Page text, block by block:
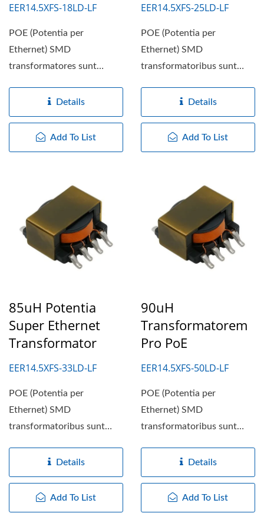
EER14.5XFS-18LD-LF
POE (Potentia per
Ethernet) SMD
transformatores sunt
specialisati ad usum
Potentiae...
Details
Add To List
EER14.5XFS-25LD-LF
POE (Potentia per
Ethernet) SMD
transformatoribus sunt
specialibus ad Potentiam...
Details
Add To List
85uH Potentia
Super Ethernet
Transformator
EER14.5XFS-33LD-LF
POE (Potentia per
Ethernet) SMD
transformatoribus sunt
specialibus ad Potentiam...
Details
Add To List
90uH
Transformatorem
Pro PoE
EER14.5XFS-50LD-LF
POE (Potentia per
Ethernet) SMD
transformatoribus sunt
specialibus ad Potentiam...
Details
Add To List